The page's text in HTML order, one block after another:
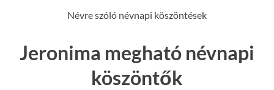
Névre szóló névnapi köszöntések
Jeronima megható névnapi
köszöntők